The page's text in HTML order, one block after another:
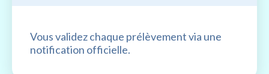
Vous validez chaque prélèvement via une
notification officielle.